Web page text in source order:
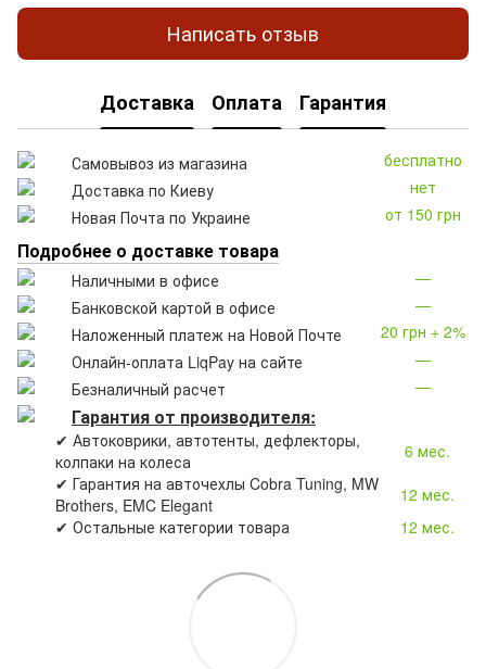
Написать отзыв
Доставка Оплата Гарантия
Самовывоз из магазина
бесплатно
Доставка по Киеву
нет
Новая Почта по Украине
от 150 грн
Подробнее о доставке товара
Наличными в офисе
—
Банковской картой в офисе
—
Наложенный платеж на Новой Почте
20 грн + 2%
Онлайн-оплата LiqPay на сайте
—
Безналичный расчет
—
Гарантия от производителя:
✔ Автоковрики, автотенты, дефлекторы,
колпаки на колеса
6 мес.
✔ Гарантия на авточехлы Cobra Tuning, MW
Brothers, EMC Elegant
12 мес.
✔ Остальные категории товара
12 мес.